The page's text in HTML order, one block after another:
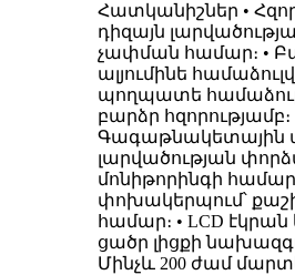
Հատկանիշներ •
դիզայն
չափման համար։ •
ալյումինե
պողպատե
բարձր հզորությամբ։
Գագաթնակետային
լարվածության
մոնիթորինգի համար։
փոխակերպում՝
համար։ • LCD
ցածր լիցքի
Մինչև 200 ժամ